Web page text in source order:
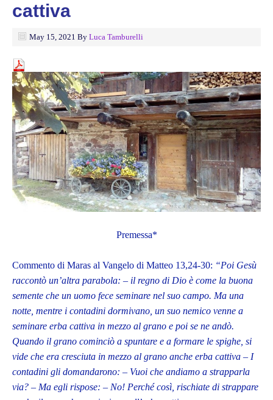
cattiva
May 15, 2021 By Luca Tamburelli
Premessa*
Commento di Maras al Vangelo di Matteo 13,24-30: “Poi Gesù
raccontò un’altra parabola: – il regno di Dio è come la buona
semente che un uomo fece seminare nel suo campo. Ma una
notte, mentre i contadini dormivano, un suo nemico venne a
seminare erba cattiva in mezzo al grano e poi se ne andò.
Quando il grano cominciò a spuntare e a formare le spighe, si
vide che era cresciuta in mezzo al grano anche erba cattiva – I
contadini gli domandarono: – Vuoi che andiamo a strapparla
via? – Ma egli rispose: – No! Perché così, rischiate di strappare